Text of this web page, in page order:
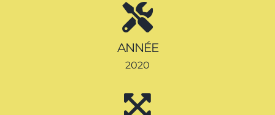
ANNÉE
2020